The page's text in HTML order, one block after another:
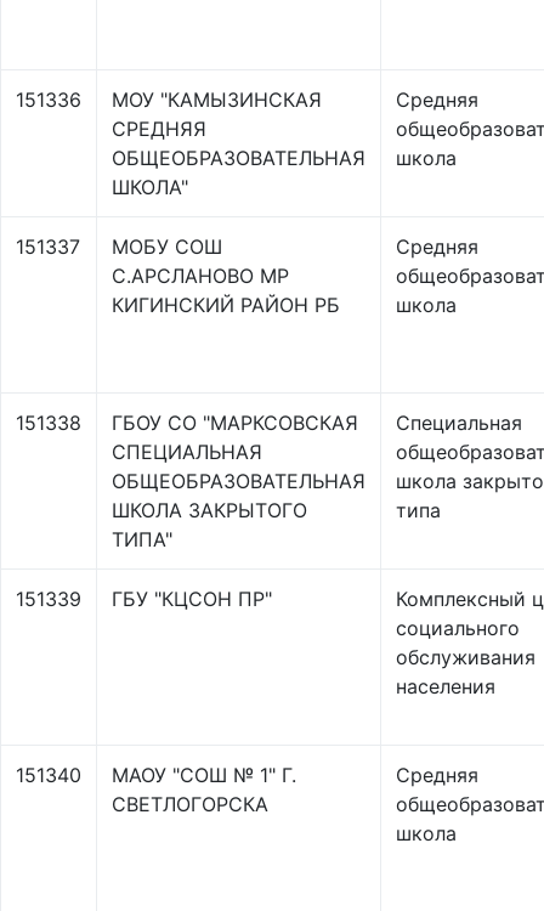
151336
МОУ "КАМЫЗИНСКАЯ
СРЕДНЯЯ
ОБЩЕОБРАЗОВАТЕЛЬНАЯ
ШКОЛА"
Средняя
школа
151337
МОБУ СОШ
С.АРСЛАНОВО МР
КИГИНСКИЙ РАЙОН РБ
Средняя
школа
151338
ГБОУ СО "МАРКСОВСКАЯ
СПЕЦИАЛЬНАЯ
ОБЩЕОБРАЗОВАТЕЛЬНАЯ
ШКОЛА ЗАКРЫТОГО
ТИПА"
Специальная
школа
типа
151339 ГБУ "КЦСОН ПР"
Комплексный
социального
обслуживания
населения
151340
МАОУ "СОШ № 1" Г.
СВЕТЛОГОРСКА
Средняя
школа